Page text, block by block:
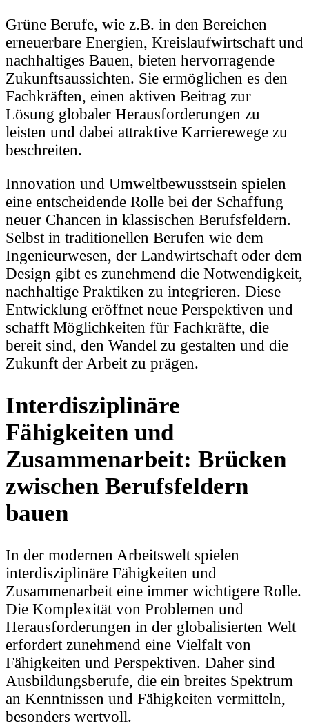
Grüne Berufe, wie z.B. in den Bereichen
erneuerbare Energien, Kreislaufwirtschaft und
nachhaltiges Bauen, bieten hervorragende
Zukunftsaussichten. Sie ermöglichen es den
Fachkräften, einen aktiven Beitrag zur
Lösung globaler Herausforderungen zu
leisten und dabei attraktive Karrierewege zu
beschreiten.
Innovation und Umweltbewusstsein spielen
eine entscheidende Rolle bei der Schaffung
neuer Chancen in klassischen Berufsfeldern.
Selbst in traditionellen Berufen wie dem
Ingenieurwesen, der Landwirtschaft oder dem
Design gibt es zunehmend die Notwendigkeit,
nachhaltige Praktiken zu integrieren. Diese
Entwicklung eröffnet neue Perspektiven und
schafft Möglichkeiten für Fachkräfte, die
bereit sind, den Wandel zu gestalten und die
Zukunft der Arbeit zu prägen.
Interdisziplinäre
Fähigkeiten und
Zusammenarbeit: Brücken
zwischen Berufsfeldern
bauen
In der modernen Arbeitswelt spielen
interdisziplinäre Fähigkeiten und
Zusammenarbeit eine immer wichtigere Rolle.
Die Komplexität von Problemen und
Herausforderungen in der globalisierten Welt
erfordert zunehmend eine Vielfalt von
Fähigkeiten und Perspektiven. Daher sind
Ausbildungsberufe, die ein breites Spektrum
an Kenntnissen und Fähigkeiten vermitteln,
besonders wertvoll.